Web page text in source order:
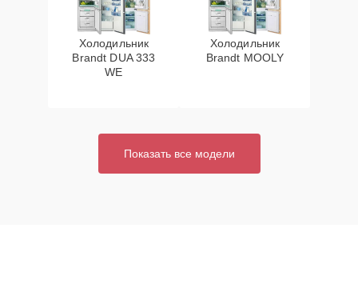
Холодильник
Brandt DUA 333
WE
Холодильник
Brandt MOOLY
Показать все модели